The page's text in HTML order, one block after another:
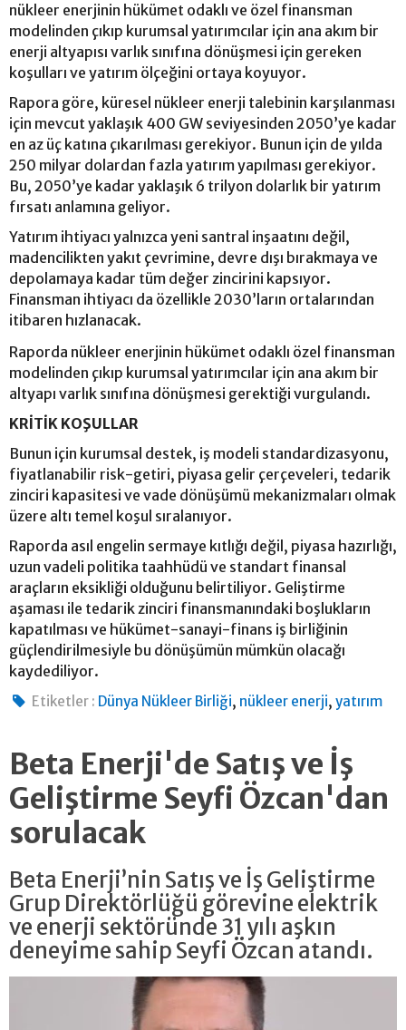
nükleer enerjinin hükümet odaklı ve özel finansman
modelinden çıkıp kurumsal yatırımcılar için ana akım bir
enerji altyapısı varlık sınıfına dönüşmesi için gereken
koşulları ve yatırım ölçeğini ortaya koyuyor.
Rapora göre, küresel nükleer enerji talebinin karşılanması
için mevcut yaklaşık 400 GW seviyesinden 2050’ye kadar
en az üç katına çıkarılması gerekiyor. Bunun için de yılda
250 milyar dolardan fazla yatırım yapılması gerekiyor.
Bu, 2050’ye kadar yaklaşık 6 trilyon dolarlık bir yatırım
fırsatı anlamına geliyor.
Yatırım ihtiyacı yalnızca yeni santral inşaatını değil,
madencilikten yakıt çevrimine, devre dışı bırakmaya ve
depolamaya kadar tüm değer zincirini kapsıyor.
Finansman ihtiyacı da özellikle 2030’ların ortalarından
itibaren hızlanacak.
Raporda nükleer enerjinin hükümet odaklı özel finansman
modelinden çıkıp kurumsal yatırımcılar için ana akım bir
altyapı varlık sınıfına dönüşmesi gerektiği vurgulandı.
KRİTİK KOŞULLAR
Bunun için kurumsal destek, iş modeli standardizasyonu,
fiyatlanabilir risk-getiri, piyasa gelir çerçeveleri, tedarik
zinciri kapasitesi ve vade dönüşümü mekanizmaları olmak
üzere altı temel koşul sıralanıyor.
Raporda asıl engelin sermaye kıtlığı değil, piyasa hazırlığı,
uzun vadeli politika taahhüdü ve standart finansal
araçların eksikliği olduğunu belirtiliyor. Geliştirme
aşaması ile tedarik zinciri finansmanındaki boşlukların
kapatılması ve hükümet-sanayi-finans iş birliğinin
güçlendirilmesiyle bu dönüşümün mümkün olacağı
kaydediliyor.
Etiketler : Dünya Nükleer Birliği, nükleer enerji,yatırım
Beta Enerji'de Satış ve İş
Geliştirme Seyfi Özcan'dan
sorulacak
Beta Enerji’nin Satış ve İş Geliştirme
Grup Direktörlüğü görevine elektrik
ve enerji sektöründe 31 yılı aşkın
deneyime sahip Seyfi Özcan atandı.